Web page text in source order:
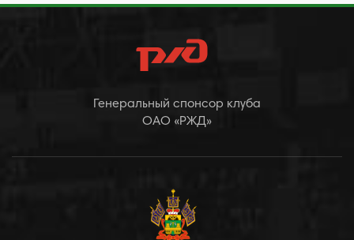
Генеральный спонсор клуба
ОАО «РЖД»